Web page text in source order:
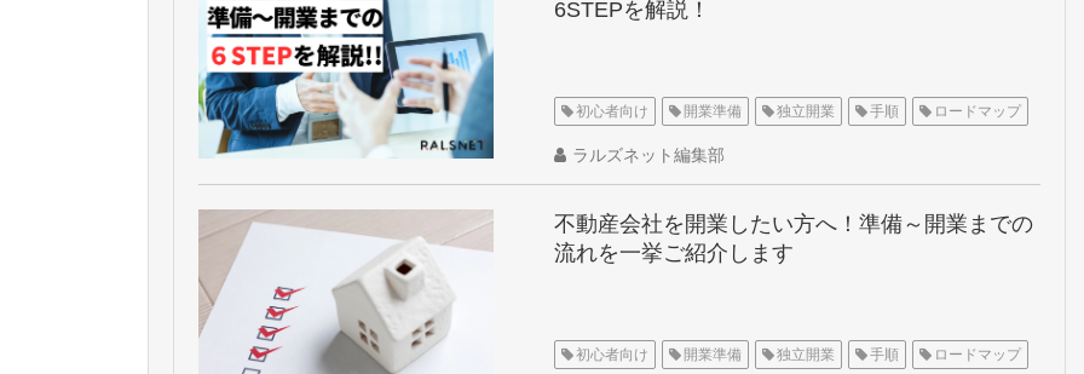
6STEPを解説！
初心者向け 開業準備 独立開業 手順 ロードマップ
ラルズネット編集部
不動産会社を開業したい方へ！準備～開業までの
流れを一挙ご紹介します
初心者向け 開業準備 独立開業 手順 ロードマップ